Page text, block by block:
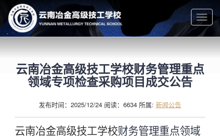
云南冶金高级技工学校财务管理重点
领域专项检查采购项目成交公告
发布时间：2025/12/24 阅读：6634 所属: 新闻公告
云南冶金高级技工学校财务管理重点领域